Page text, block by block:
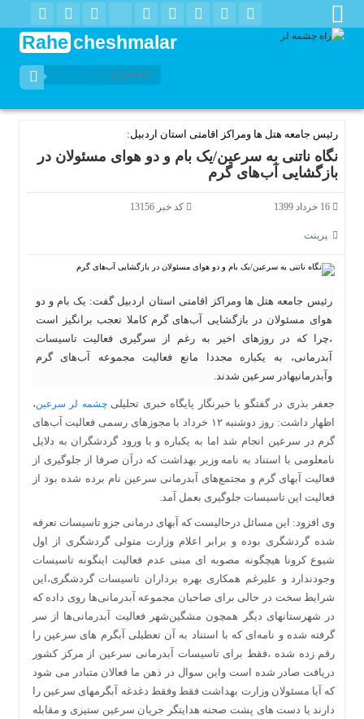
Rahe cheshmalar
رئیس جامعه هتل ها ومراکز اقامتی استان اردبیل:
نگاه ناتنی به سرعین/یک بام و دو هوای مسئولان در
بازگشایی آب‌های گرم
کد خبر 13156
پرینت
رئیس جامعه هتل ها ومراکز اقامتی استان اردبیل گفت: یک بام و دو
هوای مسئولان در بازگشایی آب‌های گرم کاملا تعجب‌ برانگیز است
،چرا که در روزهای اخیر به رغم از سرگیری فعالیت تاسیسات
آبدرمانی، به یکباره مجددا مانع فعالیت مجموعه آب‌های گرم
وآبدرمانیهادر سرعین شدند.
جعفر بذری در گفتگو با خبرنگار پایگاه خبری تحلیلیچشمه لر سرعین،
اظهار داشت
: روز دوشنبه ۱۲ خرداد با مجوزهای رسمی فعالیت آب‌های
گرم در سرعین انجام شد اما به یکباره و با ورود گردشگران به دلایل
نامعلومی با استناد به نامه وزیر بهداشت که درآن صرفا از جلوگیری از
فعالیت آبهای گرم و مجتمع‌های آبدرمانی سرعین نام برده شده بود از
فعالیت این تاسیسات جلوگیری بعمل آمد.
وی افزود: این مسائل درحالیست که آبهای درمانی جزو تاسیسات تعرفه
شده گردشگری بوده و برابر اعلام وزارت متولی گردشگری از اول
شیوع کرونا هیچگونه مصوبه ای مبنی عدم فعالیت اینگونه تاسیسات
وجودندارد و علیرغم همکاری بهره برداران تاسیسات گردشگری،این
شرایط سخت در حالی برای صاحبان مجموعه آبدرمانی‌ها روی داده که
در شهرستانهای دیگر همچون مشگین‌شهر فعالیت آبدرمانی‌ها از سر
گرفته شده و نامه‌ای که با استناد به آن تعطیلی آبگرم های سرعین را
رقم زده شده ،فقط برای تاسیسات آبدرمانی سرعین از مرکز کشور
دریافت صادر شده است واین سوال در ذهن ما فعالان متبادر می شود
که آیا مسئولان وزارت بهداشت فقط وفقط دغدغه آبگرمهای سرعین را
دارند یا دست های پشت صحنه هدایتگر جریان سرعین ستیزی و مقابله